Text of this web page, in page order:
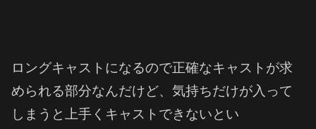
ロングキャストになるので正確なキャストが求
められる部分なんだけど、気持ちだけが入って
しまうと上手くキャストできないとい